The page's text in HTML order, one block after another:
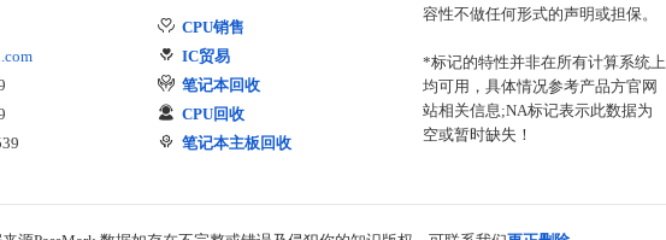
CPU销售
IC贸易
笔记本回收
CPU回收
笔记本主板回收
容性不做任何形式的声明或担保。
*标记的特性并非在所有计算系统上
均可用，具体情况参考产品方官网
站相关信息;NA标记表示此数据为
空或暂时缺失！